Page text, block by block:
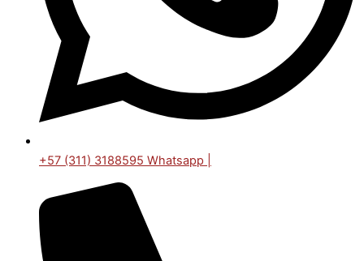
+57 (311) 3188595 Whatsapp |